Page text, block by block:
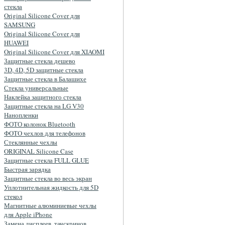
стекла
Original Silicone Cover для
SAMSUNG
Original Silicone Cover для
HUAWEI
Original Silicone Cover для XIAOMI
Защитные стекла дешево
3D, 4D, 5D защитные стекла
Защитные стекла в Балашихе
Стекла универсальные
Наклейка защитного стекла
Защитные стекла на LG V30
Нанопленки
ФОТО колонок Bluetooth
ФOTO чехлов для телефонов
Стеклянные чехлы
ORIGINAL Silicone Case
Защитные стекла FULL GLUE
Быстрая зарядка
Защитные стекла во весь экран
Уплотнительная жидкость для 5D
стекол
Магнитные алюминиевые чехлы
для Apple iPhone